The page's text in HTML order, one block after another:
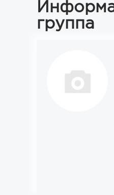
группа